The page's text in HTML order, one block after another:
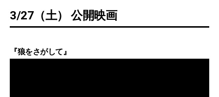
3/27（土） 公開映画
『狼をさがして』